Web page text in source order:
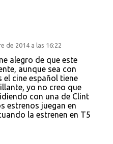
de 2014 a las 16:22
alegro de que este
aunque sea con
el cine español tiene
yo no creo que
con una de Clint
estrenos juegan en
la estrenen en T5